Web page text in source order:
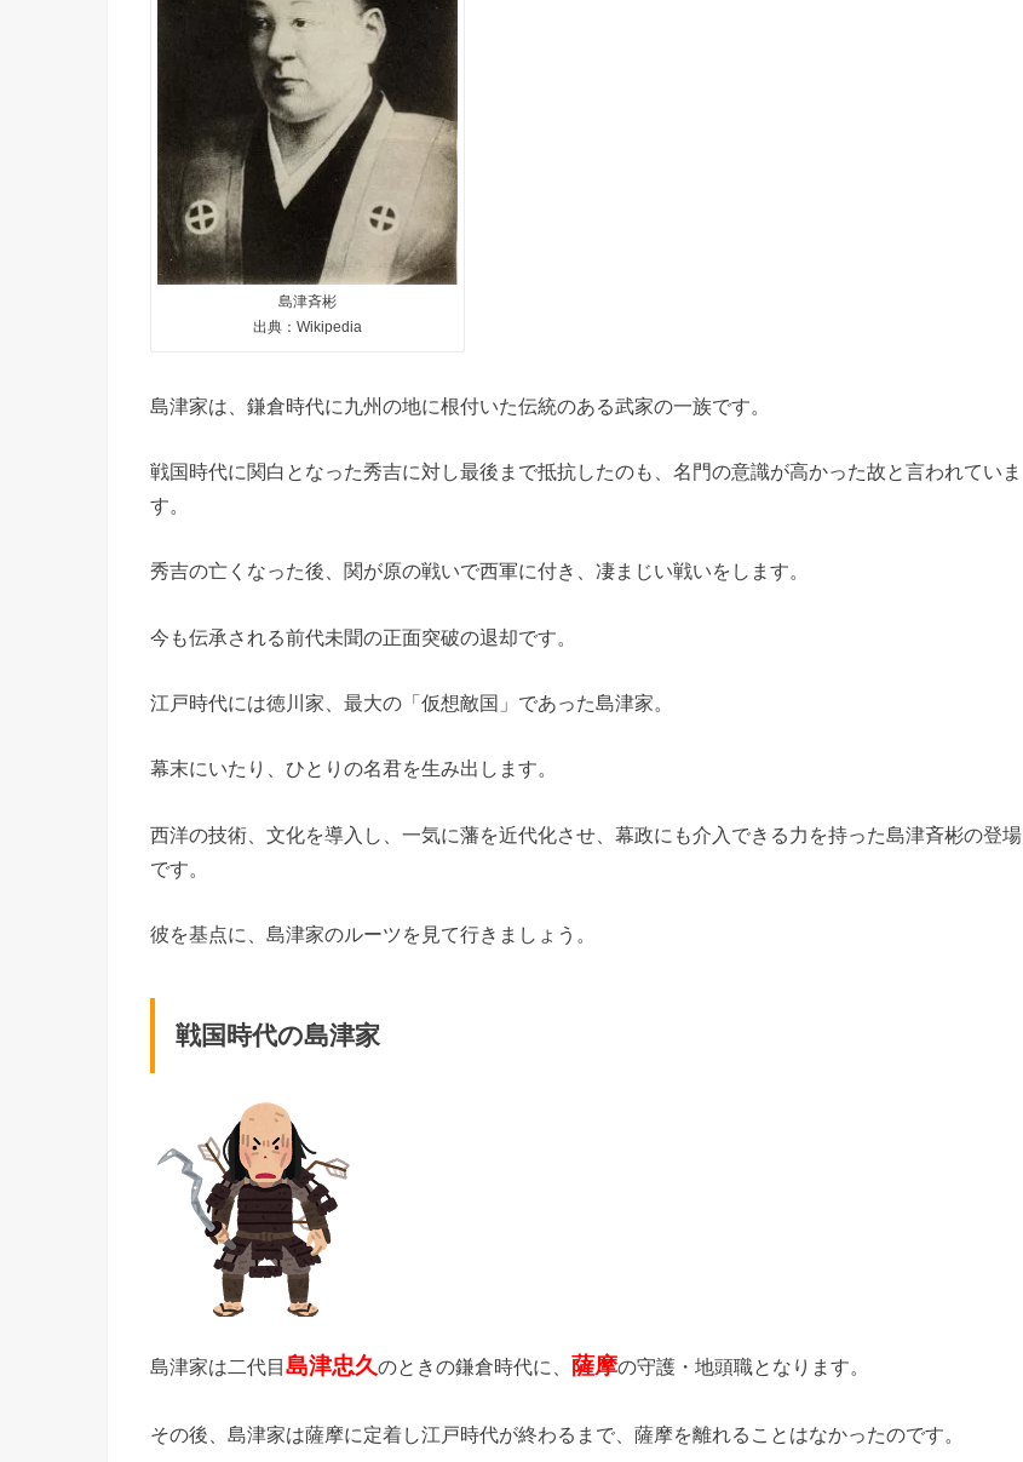
島津斉彬
出典：Wikipedia
島津家は、鎌倉時代に九州の地に根付いた伝統のある武家の一族です。
戦国時代に関白となった秀吉に対し最後まで抵抗したのも、名門の意識が高かった故と言われていま
す。
秀吉の亡くなった後、関が原の戦いで西軍に付き、凄まじい戦いをします。
今も伝承される前代未聞の正面突破の退却です。
江戸時代には徳川家、最大の「仮想敵国」であった島津家。
幕末にいたり、ひとりの名君を生み出します。
西洋の技術、文化を導入し、一気に藩を近代化させ、幕政にも介入できる力を持った島津斉彬の登場
です。
彼を基点に、島津家のルーツを見て行きましょう。
戦国時代の島津家
島津家は二代目島津忠久のときの鎌倉時代に、 薩摩の守護・地頭職となります。
その後、島津家は薩摩に定着し江戸時代が終わるまで、薩摩を離れることはなかったのです。